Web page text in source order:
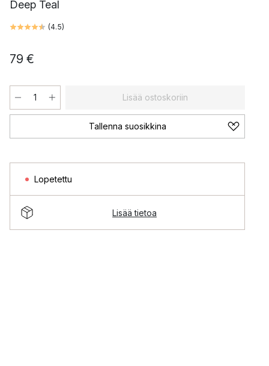
Deep Teal
(4.5)
79 €
Lisää ostoskoriin
Tallenna suosikkina
Lopetettu
Lisää tietoa